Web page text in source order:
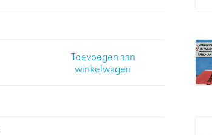
Toevoegen aan
winkelwagen